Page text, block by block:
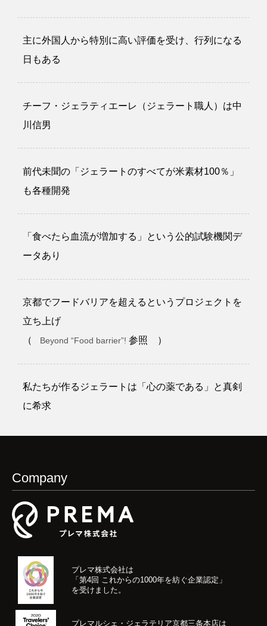
主に外国人から特別に高い評価を受け、行列になる
日もある
チーフ・ジェラティエーレ（ジェラート職人）は中
川信男
前代未聞の「ジェラートのすべてが米素材100％」
も各種開発
「食べたら血流が増加する」という公的試験機関デ
ータあり
京都でフードバリアを超えるというプロジェクトを
立ち上げ
（
Beyond “Food barrier”!参照 ）
私たちが作るジェラートは「心の薬である」と真剣
に希求
Company
プレマ株式会社は
「第4回 これからの1000年を紡ぐ企業認定」
を受けました。
プレマルシェ・ジェラテリア京都三条本店は